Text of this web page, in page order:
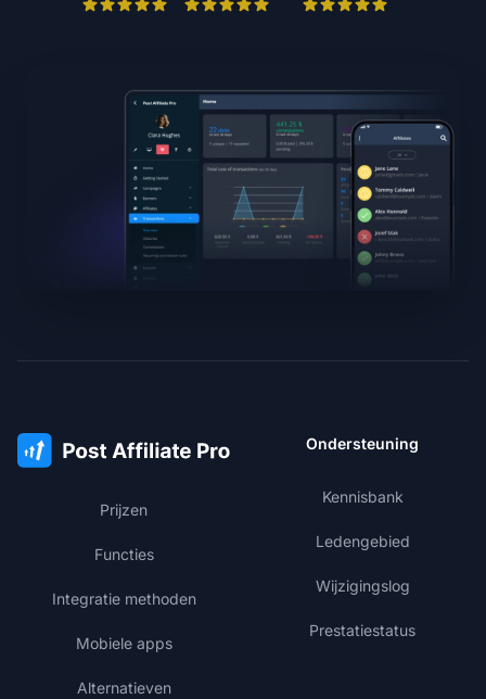
Prijzen
Functies
Integratie methoden
Mobiele apps
Alternatieven
Ondersteuning
Kennisbank
Ledengebied
Wijzigingslog
Prestatiestatus